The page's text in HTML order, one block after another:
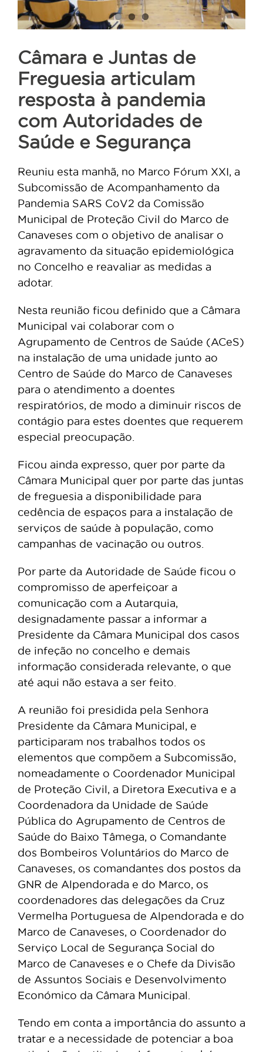
Câmara e Juntas de
Freguesia articulam
resposta à pandemia
com Autoridades de
Saúde e Segurança
Reuniu esta manhã, no Marco Fórum XXI, a
Subcomissão de Acompanhamento da
Pandemia SARS CoV2 da Comissão
Municipal de Proteção Civil do Marco de
Canaveses com o objetivo de analisar o
agravamento da situação epidemiológica
no Concelho e reavaliar as medidas a
adotar.
Nesta reunião ficou definido que a Câmara
Municipal vai colaborar com o
Agrupamento de Centros de Saúde (ACeS)
na instalação de uma unidade junto ao
Centro de Saúde do Marco de Canaveses
para o atendimento a doentes
respiratórios, de modo a diminuir riscos de
contágio para estes doentes que requerem
especial preocupação.
Ficou ainda expresso, quer por parte da
Câmara Municipal quer por parte das juntas
de freguesia a disponibilidade para
cedência de espaços para a instalação de
serviços de saúde à população, como
campanhas de vacinação ou outros.
Por parte da Autoridade de Saúde ficou o
compromisso de aperfeiçoar a
comunicação com a Autarquia,
designadamente passar a informar a
Presidente da Câmara Municipal dos casos
de infeção no concelho e demais
informação considerada relevante, o que
até aqui não estava a ser feito.
A reunião foi presidida pela Senhora
Presidente da Câmara Municipal, e
participaram nos trabalhos todos os
elementos que compõem a Subcomissão,
nomeadamente o Coordenador Municipal
de Proteção Civil, a Diretora Executiva e a
Coordenadora da Unidade de Saúde
Pública do Agrupamento de Centros de
Saúde do Baixo Tâmega, o Comandante
dos Bombeiros Voluntários do Marco de
Canaveses, os comandantes dos postos da
GNR de Alpendorada e do Marco, os
coordenadores das delegações da Cruz
Vermelha Portuguesa de Alpendorada e do
Marco de Canaveses, o Coordenador do
Serviço Local de Segurança Social do
Marco de Canaveses e o Chefe da Divisão
de Assuntos Sociais e Desenvolvimento
Económico da Câmara Municipal.
Tendo em conta a importância do assunto a
tratar e a necessidade de potenciar a boa